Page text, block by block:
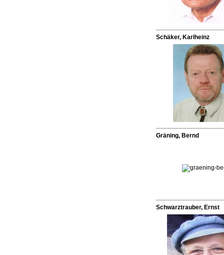
Schäker, Karlheinz
Gräning, Bernd
Schwarztrauber, Ernst